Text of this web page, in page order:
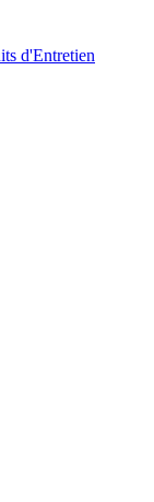
d'Entretien